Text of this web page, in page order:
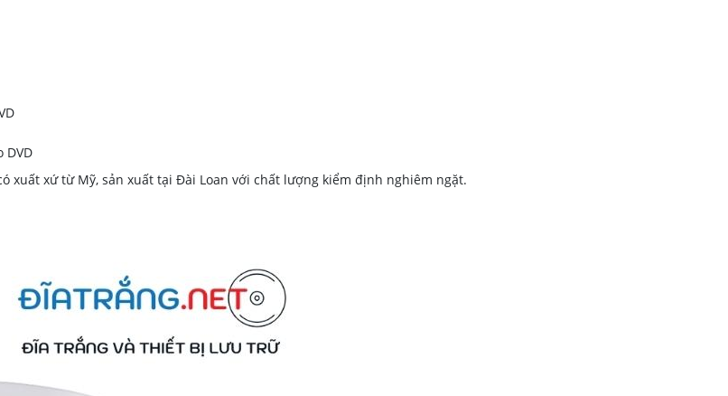
DVD
xuất xứ từ Mỹ, sản xuất tại Đài Loan với chất lượng kiểm định nghiêm ngặt.